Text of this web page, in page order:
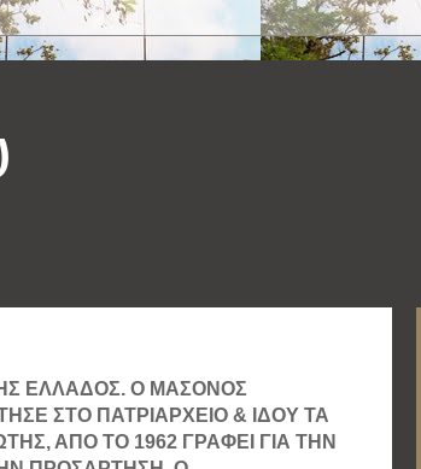
ΕΛΛΑΔΟΣ. Ο ΜΑΣΟΝΟΣ
ΣΤΟ ΠΑΤΡΙΑΡΧΕΙΟ & ΙΔΟΥ ΤΑ
ΑΠΟ ΤΟ 1962 ΓΡΑΦΕΙ ΓΙΑ ΤΗΝ